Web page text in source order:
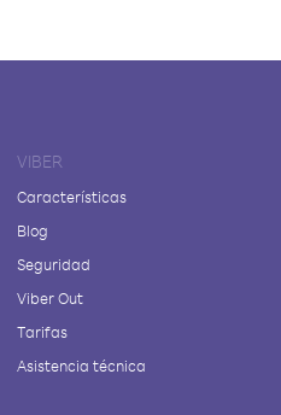
VIBER
Características
Blog
Seguridad
Viber Out
Tarifas
Asistencia técnica